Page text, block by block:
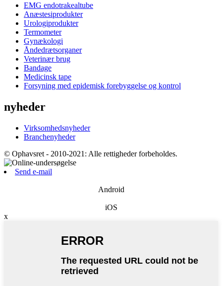
EMG endotrakealtube
Anæstesiprodukter
Urologiprodukter
Termometer
Gynækologi
Åndedrætsorganer
Veterinær brug
Bandage
Medicinsk tape
Forsyning med epidemisk forebyggelse og kontrol
nyheder
Virksomhedsnyheder
Branchenyheder
© Ophavsret - 2010-2021: Alle rettigheder forbeholdes.
Send e-mail
Android
iOS
x